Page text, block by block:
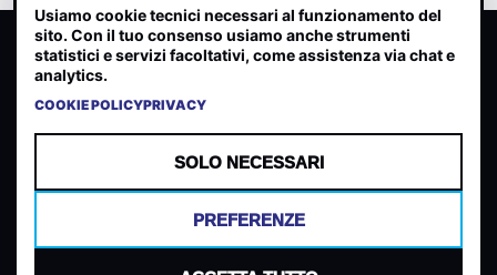
CLASSIFICA INDIE
Classifica per indice di gradimento generata dall analisi di
TERMINI E CONDIZIONI PRIVACY POLICY
COOKIES PREFERENZE COOKIES
Usiamo cookie tecnici necessari al funzionamento del
sito. Con il tuo consenso usiamo anche strumenti
statistici e servizi facoltativi, come assistenza via chat e
analytics.
COOKIE POLICYPRIVACY
SOLO NECESSARI
PREFERENZE